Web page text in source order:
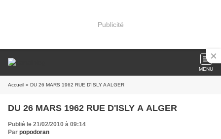
Publicité
MENU
Accueil » DU 26 MARS 1962 RUE D'ISLY A ALGER
DU 26 MARS 1962 RUE D'ISLY A ALGER
Publié le 21/02/2010 à 09:14
Par popodoran